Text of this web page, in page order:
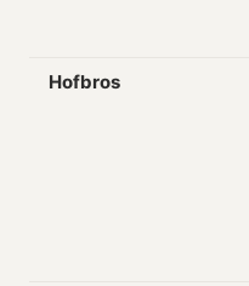
Hofbros